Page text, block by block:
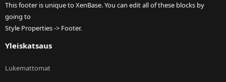
This footer is unique to XenBase. You can edit all of these blocks by
going to
Style Properties -> Footer.
Yleiskatsaus
Lukemattomat